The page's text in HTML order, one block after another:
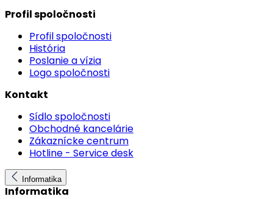
Profil spoločnosti
Profil spoločnosti
História
Poslanie a vízia
Logo spoločnosti
Kontakt
Sídlo spoločnosti
Obchodné kancelárie
Zákaznícke centrum
Hotline - Service desk
Informatika
Informatika